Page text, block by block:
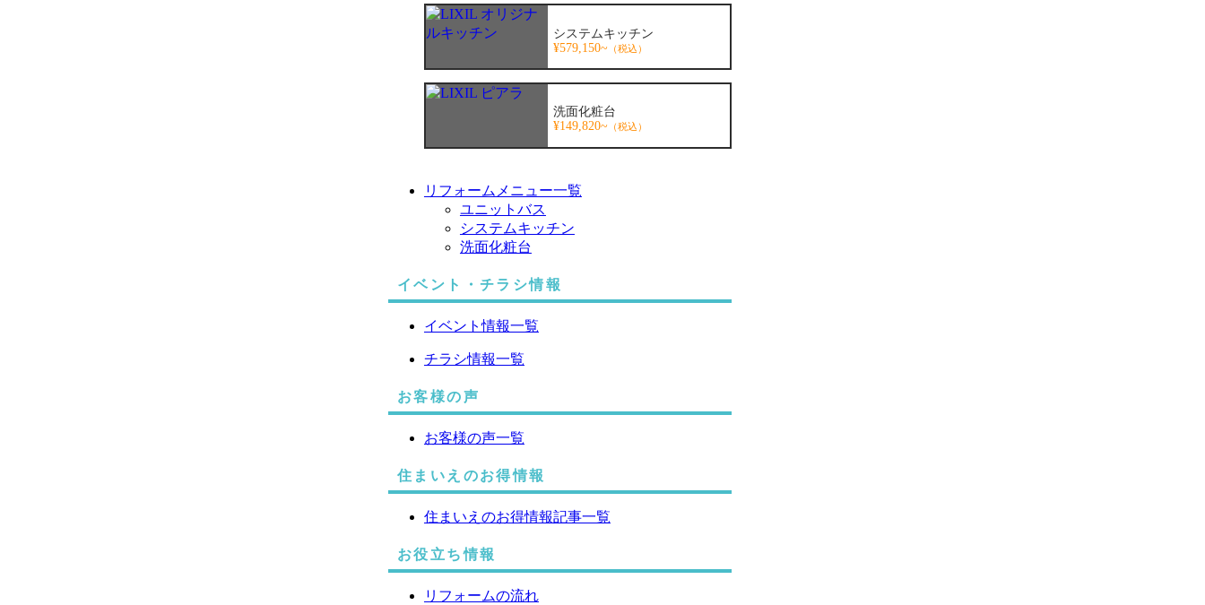
システムキッチン
¥579,150~ （税込）
洗面化粧台
¥149,820~ （税込）
リフォームメニュー一覧
ユニットバス
システムキッチン
洗面化粧台
イベント・チラシ情報
イベント情報一覧
チラシ情報一覧
お客様の声
お客様の声一覧
住まいえのお得情報
住まいえのお得情報記事一覧
お役立ち情報
リフォームの流れ